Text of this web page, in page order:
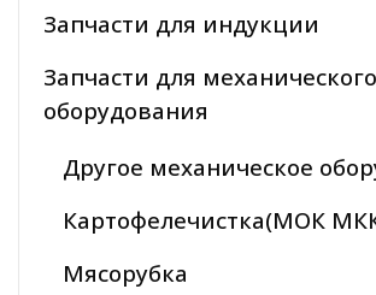
Запчасти для индукции
Запчасти для механического
оборудования
Другое механическое
Картофелечистка(МОК
Мясорубка